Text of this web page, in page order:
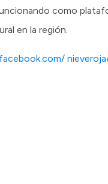
como
en la región.